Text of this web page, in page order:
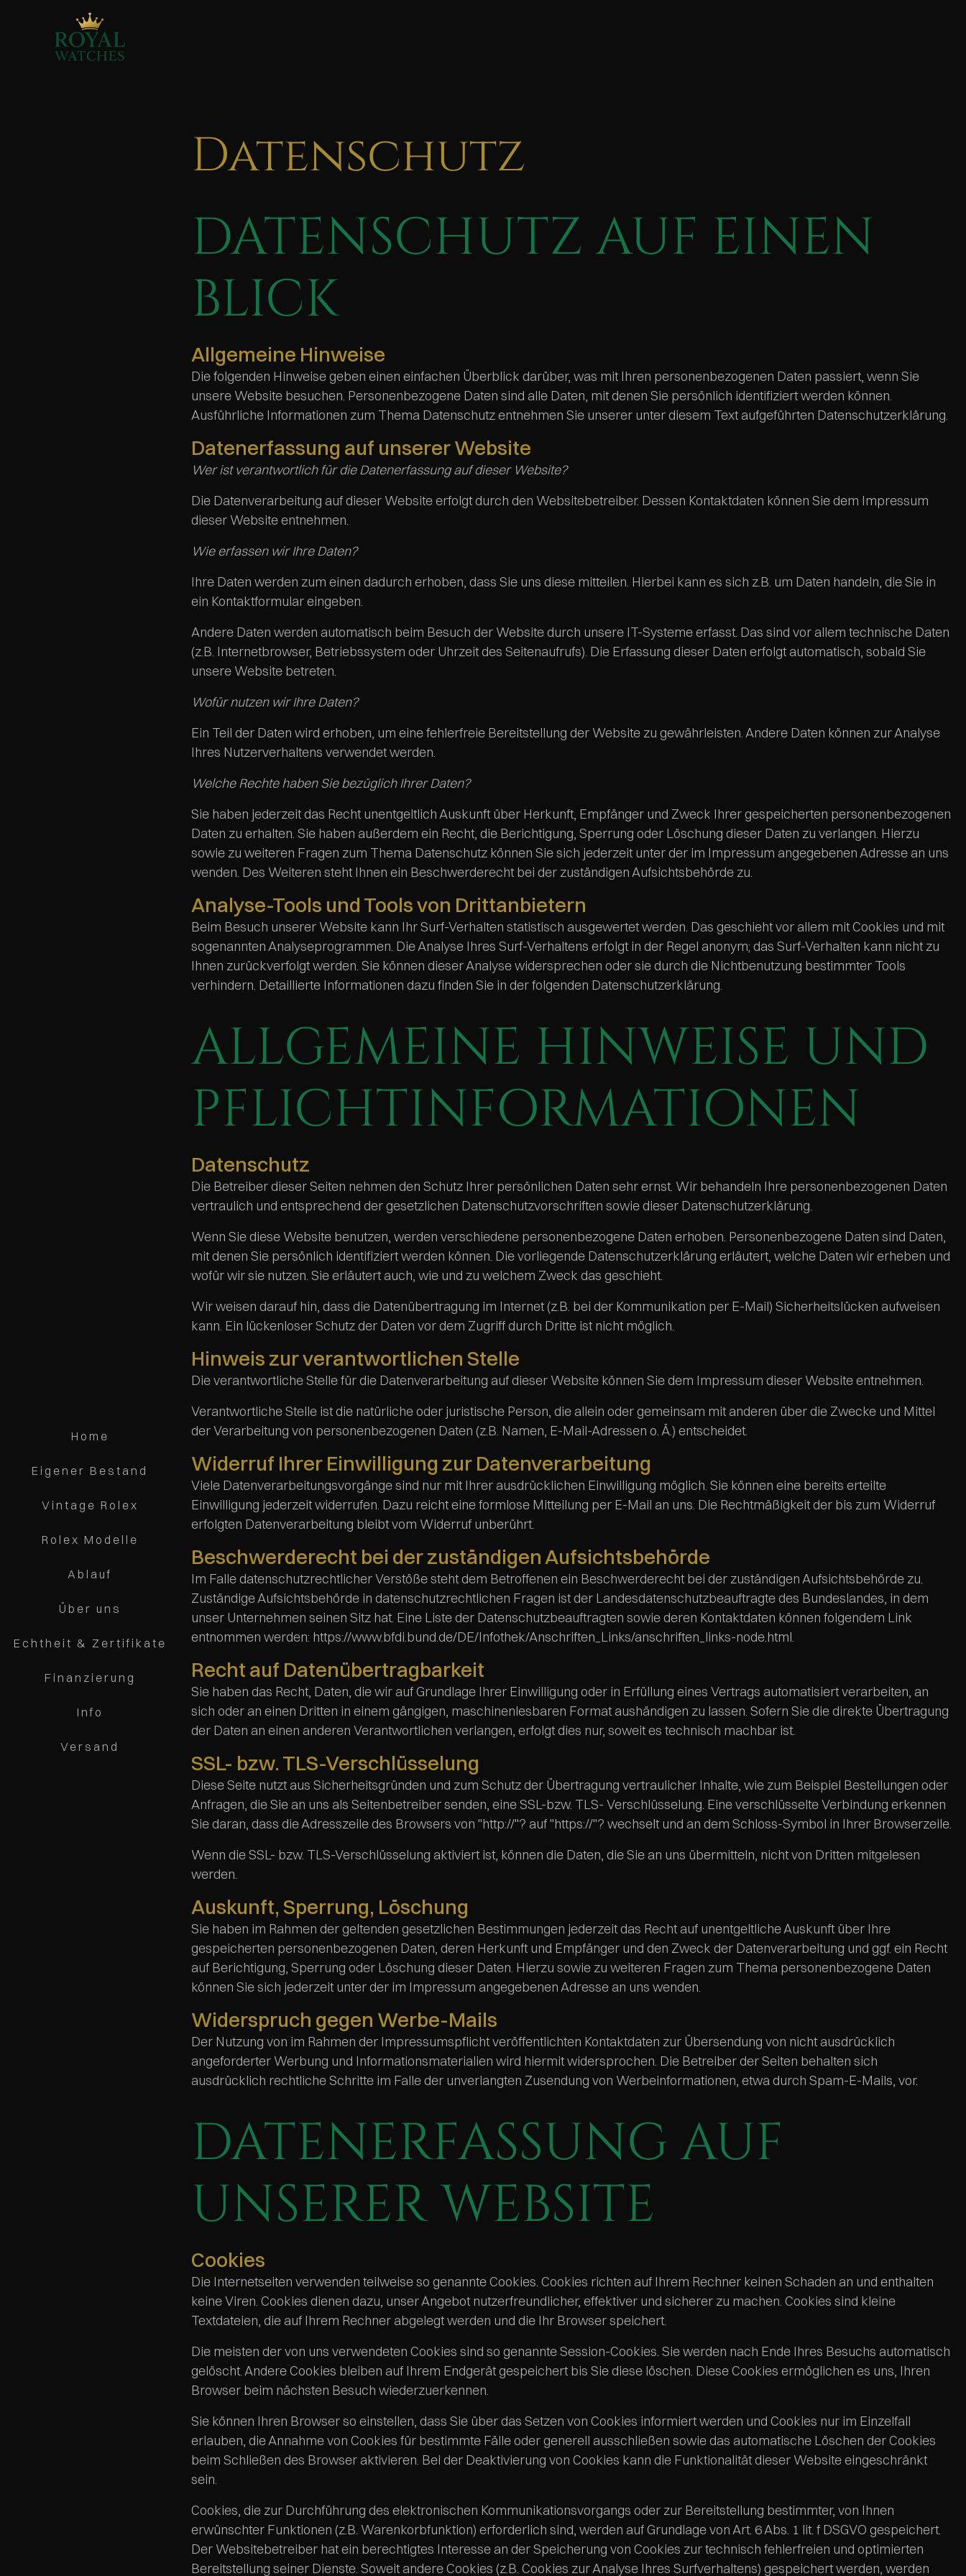
Datenschutz
DATENSCHUTZ AUF EINEN
BLICK
Allgemeine Hinweise
Die folgenden Hinweise geben einen einfachen Überblick darüber, was mit Ihren personenbezogenen Daten passiert, wenn Sie
unsere Website besuchen. Personenbezogene Daten sind alle Daten, mit denen Sie persönlich identifiziert werden können.
Ausführliche Informationen zum Thema Datenschutz entnehmen Sie unserer unter diesem Text aufgeführten Datenschutzerklärung.
Datenerfassung auf unserer Website
Wer ist verantwortlich für die Datenerfassung auf dieser Website?
Die Datenverarbeitung auf dieser Website erfolgt durch den Websitebetreiber. Dessen Kontaktdaten können Sie dem Impressum
dieser Website entnehmen.
Wie erfassen wir Ihre Daten?
Ihre Daten werden zum einen dadurch erhoben, dass Sie uns diese mitteilen. Hierbei kann es sich z.B. um Daten handeln, die Sie in
ein Kontaktformular eingeben.
Andere Daten werden automatisch beim Besuch der Website durch unsere IT-Systeme erfasst. Das sind vor allem technische Daten
(z.B. Internetbrowser, Betriebssystem oder Uhrzeit des Seitenaufrufs). Die Erfassung dieser Daten erfolgt automatisch, sobald Sie
unsere Website betreten.
Wofür nutzen wir Ihre Daten?
Ein Teil der Daten wird erhoben, um eine fehlerfreie Bereitstellung der Website zu gewährleisten. Andere Daten können zur Analyse
Ihres Nutzerverhaltens verwendet werden.
Welche Rechte haben Sie bezüglich Ihrer Daten?
Sie haben jederzeit das Recht unentgeltlich Auskunft über Herkunft, Empfänger und Zweck Ihrer gespeicherten personenbezogenen
Daten zu erhalten. Sie haben außerdem ein Recht, die Berichtigung, Sperrung oder Löschung dieser Daten zu verlangen. Hierzu
sowie zu weiteren Fragen zum Thema Datenschutz können Sie sich jederzeit unter der im Impressum angegebenen Adresse an uns
wenden. Des Weiteren steht Ihnen ein Beschwerderecht bei der zuständigen Aufsichtsbehörde zu.
Analyse-Tools und Tools von Drittanbietern
Beim Besuch unserer Website kann Ihr Surf-Verhalten statistisch ausgewertet werden. Das geschieht vor allem mit Cookies und mit
sogenannten Analyseprogrammen. Die Analyse Ihres Surf-Verhaltens erfolgt in der Regel anonym; das Surf-Verhalten kann nicht zu
Ihnen zurückverfolgt werden. Sie können dieser Analyse widersprechen oder sie durch die Nichtbenutzung bestimmter Tools
verhindern. Detaillierte Informationen dazu finden Sie in der folgenden Datenschutzerklärung.
ALLGEMEINE HINWEISE UND
PFLICHTINFORMATIONEN
Datenschutz
Die Betreiber dieser Seiten nehmen den Schutz Ihrer persönlichen Daten sehr ernst. Wir behandeln Ihre personenbezogenen Daten
vertraulich und entsprechend der gesetzlichen Datenschutzvorschriften sowie dieser Datenschutzerklärung.
Wenn Sie diese Website benutzen, werden verschiedene personenbezogene Daten erhoben. Personenbezogene Daten sind Daten,
mit denen Sie persönlich identifiziert werden können. Die vorliegende Datenschutzerklärung erläutert, welche Daten wir erheben und
wofür wir sie nutzen. Sie erläutert auch, wie und zu welchem Zweck das geschieht.
Wir weisen darauf hin, dass die Datenübertragung im Internet (z.B. bei der Kommunikation per E-Mail) Sicherheitslücken aufweisen
kann. Ein lückenloser Schutz der Daten vor dem Zugriff durch Dritte ist nicht möglich.
Hinweis zur verantwortlichen Stelle
Die verantwortliche Stelle für die Datenverarbeitung auf dieser Website können Sie dem Impressum dieser Website entnehmen.
Verantwortliche Stelle ist die natürliche oder juristische Person, die allein oder gemeinsam mit anderen über die Zwecke und Mittel
der Verarbeitung von personenbezogenen Daten (z.B. Namen, E-Mail-Adressen o. Ä.) entscheidet.
Widerruf Ihrer Einwilligung zur Datenverarbeitung
Viele Datenverarbeitungsvorgänge sind nur mit Ihrer ausdrücklichen Einwilligung möglich. Sie können eine bereits erteilte
Einwilligung jederzeit widerrufen. Dazu reicht eine formlose Mitteilung per E-Mail an uns. Die Rechtmäßigkeit der bis zum Widerruf
erfolgten Datenverarbeitung bleibt vom Widerruf unberührt.
Beschwerderecht bei der zuständigen Aufsichtsbehörde
Im Falle datenschutzrechtlicher Verstöße steht dem Betroffenen ein Beschwerderecht bei der zuständigen Aufsichtsbehörde zu.
Zuständige Aufsichtsbehörde in datenschutzrechtlichen Fragen ist der Landesdatenschutzbeauftragte des Bundeslandes, in dem
unser Unternehmen seinen Sitz hat. Eine Liste der Datenschutzbeauftragten sowie deren Kontaktdaten können folgendem Link
entnommen werden: https://www.bfdi.bund.de/DE/Infothek/Anschriften_Links/anschriften_links-node.html.
Recht auf Datenübertragbarkeit
Sie haben das Recht, Daten, die wir auf Grundlage Ihrer Einwilligung oder in Erfüllung eines Vertrags automatisiert verarbeiten, an
sich oder an einen Dritten in einem gängigen, maschinenlesbaren Format aushändigen zu lassen. Sofern Sie die direkte Übertragung
der Daten an einen anderen Verantwortlichen verlangen, erfolgt dies nur, soweit es technisch machbar ist.
SSL- bzw. TLS-Verschlüsselung
Diese Seite nutzt aus Sicherheitsgründen und zum Schutz der Übertragung vertraulicher Inhalte, wie zum Beispiel Bestellungen oder
Anfragen, die Sie an uns als Seitenbetreiber senden, eine SSL-bzw. TLS- Verschlüsselung. Eine verschlüsselte Verbindung erkennen
Sie daran, dass die Adresszeile des Browsers von "http://"? auf "https://"? wechselt und an dem Schloss-Symbol in Ihrer Browserzeile.
Wenn die SSL- bzw. TLS-Verschlüsselung aktiviert ist, können die Daten, die Sie an uns übermitteln, nicht von Dritten mitgelesen
werden.
Auskunft, Sperrung, Löschung
Sie haben im Rahmen der geltenden gesetzlichen Bestimmungen jederzeit das Recht auf unentgeltliche Auskunft über Ihre
gespeicherten personenbezogenen Daten, deren Herkunft und Empfänger und den Zweck der Datenverarbeitung und ggf. ein Recht
auf Berichtigung, Sperrung oder Löschung dieser Daten. Hierzu sowie zu weiteren Fragen zum Thema personenbezogene Daten
können Sie sich jederzeit unter der im Impressum angegebenen Adresse an uns wenden.
Widerspruch gegen Werbe-Mails
Der Nutzung von im Rahmen der Impressumspflicht veröffentlichten Kontaktdaten zur Übersendung von nicht ausdrücklich
angeforderter Werbung und Informationsmaterialien wird hiermit widersprochen. Die Betreiber der Seiten behalten sich
ausdrücklich rechtliche Schritte im Falle der unverlangten Zusendung von Werbeinformationen, etwa durch Spam-E-Mails, vor.
DATENERFASSUNG AUF
UNSERER WEBSITE
Cookies
Die Internetseiten verwenden teilweise so genannte Cookies. Cookies richten auf Ihrem Rechner keinen Schaden an und enthalten
keine Viren. Cookies dienen dazu, unser Angebot nutzerfreundlicher, effektiver und sicherer zu machen. Cookies sind kleine
Textdateien, die auf Ihrem Rechner abgelegt werden und die Ihr Browser speichert.
Die meisten der von uns verwendeten Cookies sind so genannte Session-Cookies. Sie werden nach Ende Ihres Besuchs automatisch
gelöscht. Andere Cookies bleiben auf Ihrem Endgerät gespeichert bis Sie diese löschen. Diese Cookies ermöglichen es uns, Ihren
Browser beim nächsten Besuch wiederzuerkennen.
Sie können Ihren Browser so einstellen, dass Sie über das Setzen von Cookies informiert werden und Cookies nur im Einzelfall
erlauben, die Annahme von Cookies für bestimmte Fälle oder generell ausschließen sowie das automatische Löschen der Cookies
beim Schließen des Browser aktivieren. Bei der Deaktivierung von Cookies kann die Funktionalität dieser Website eingeschränkt
sein.
Cookies, die zur Durchführung des elektronischen Kommunikationsvorgangs oder zur Bereitstellung bestimmter, von Ihnen
erwünschter Funktionen (z.B. Warenkorbfunktion) erforderlich sind, werden auf Grundlage von Art. 6 Abs. 1 lit. f DSGVO gespeichert.
Der Websitebetreiber hat ein berechtigtes Interesse an der Speicherung von Cookies zur technisch fehlerfreien und optimierten
Bereitstellung seiner Dienste. Soweit andere Cookies (z.B. Cookies zur Analyse Ihres Surfverhaltens) gespeichert werden, werden
Home
Eigener Bestand
Vintage Rolex
Rolex Modelle
Ablauf
Über uns
Echtheit & Zertifikate
Finanzierung
Info
Versand